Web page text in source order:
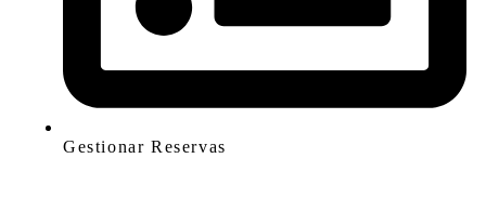
Gestionar Reservas